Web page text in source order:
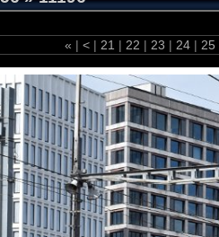
« | < | 21 | 22 | 23 | 24 | 25